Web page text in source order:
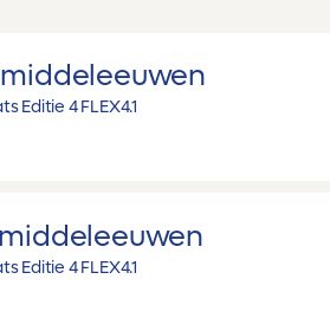
Editie 4 FLEX4.1
Editie 4 FLEX4.1